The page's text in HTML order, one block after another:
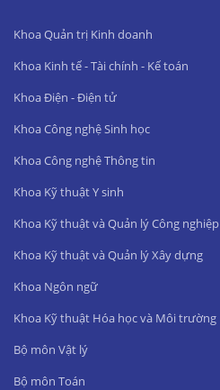
Khoa Quản trị Kinh doanh
Khoa Kinh tế - Tài chính - Kế toán
Khoa Điện - Điện tử
Khoa Công nghệ Sinh học
Khoa Công nghệ Thông tin
Khoa Kỹ thuật Y sinh
Khoa Kỹ thuật và Quản lý Công nghiệp
Khoa Kỹ thuật và Quản lý Xây dựng
Khoa Ngôn ngữ
Khoa Kỹ thuật Hóa học và Môi trường
Bộ môn Vật lý
Bộ môn Toán